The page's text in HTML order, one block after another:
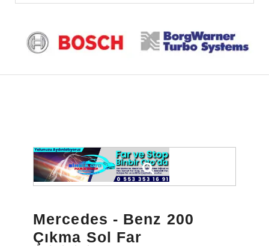
Mercedes - Benz 200
Çıkma Sol Far